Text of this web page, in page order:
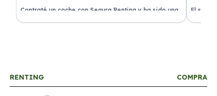
Contraté un coche con Segura Renting y ha sido una
experiencia fantástica. Todo incluido y sin sorpresas.
El
proceso
RENTING COMPRA